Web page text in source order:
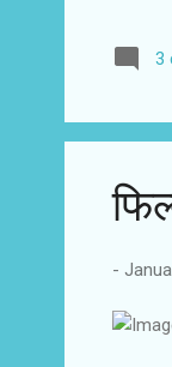
3
-